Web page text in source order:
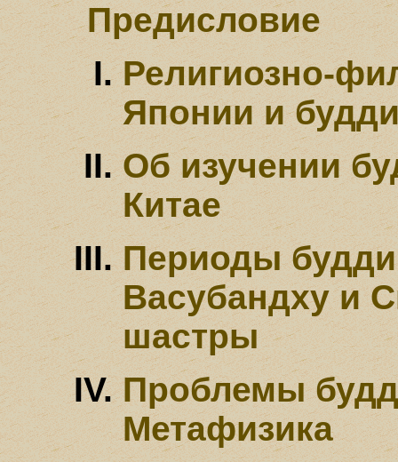
Предисловие
Религиозно-
Японии и
Об изучении
Китае
Периоды
Васубандху и
шастры
Проблемы
Метафизика